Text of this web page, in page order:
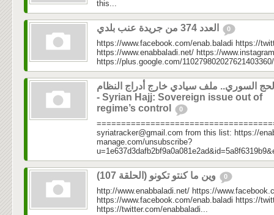
this...
0
https://www.facebook.com/enab.baladi https://
https://www.enabbaladi.net/ https://
https://plus.google.com/
السوري.. ملف سيادي خارج أدراج النظام
- Syrian Hajj: Sovereign issue out of
regime’s control
0
syriatracker@gmail.com from this list: https://
manage.com/unsubscribe?
0
http://www.enabbaladi.net/ https://
https://www.facebook.com/enab.baladi https://
https://twitter.com/enabbaladi...